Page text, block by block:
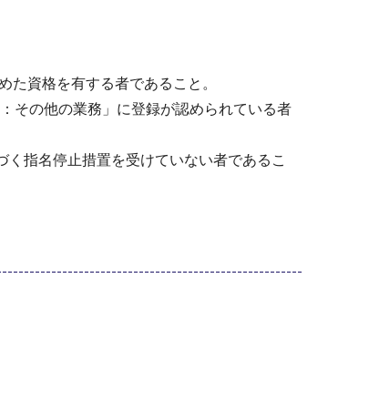
資格を有する者であること。
その他の業務」に登録が認められている者
指名停止措置を受けていない者であるこ